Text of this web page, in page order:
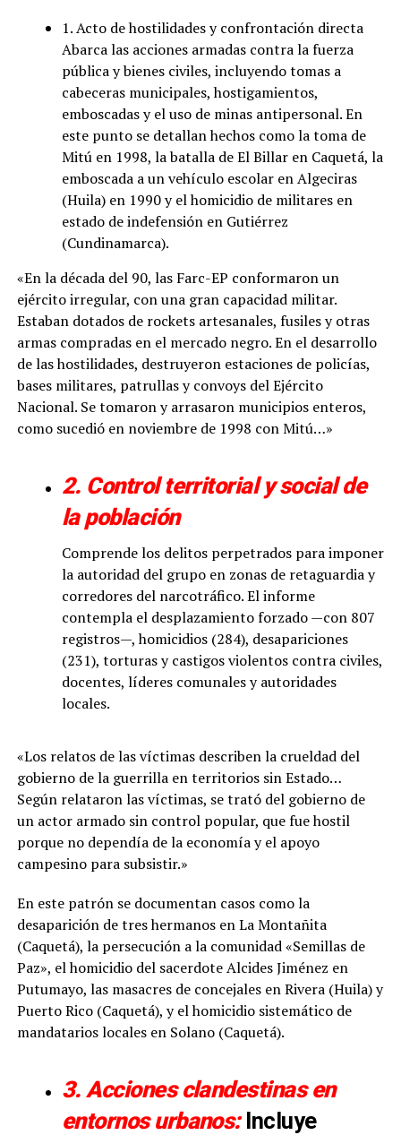
1. Acto de hostilidades y confrontación directa
Abarca las acciones armadas contra la fuerza
pública y bienes civiles, incluyendo tomas a
cabeceras municipales, hostigamientos,
emboscadas y el uso de minas antipersonal. En
este punto se detallan hechos como la toma de
Mitú en 1998, la batalla de El Billar en Caquetá, la
emboscada a un vehículo escolar en Algeciras
(Huila) en 1990 y el homicidio de militares en
estado de indefensión en Gutiérrez
(Cundinamarca).
«En la década del 90, las Farc-EP conformaron un
ejército irregular, con una gran capacidad militar.
Estaban dotados de rockets artesanales, fusiles y otras
armas compradas en el mercado negro. En el desarrollo
de las hostilidades, destruyeron estaciones de policías,
bases militares, patrullas y convoys del Ejército
Nacional. Se tomaron y arrasaron municipios enteros,
como sucedió en noviembre de 1998 con Mitú…»
2. Control territorial y social de
la población
Comprende los delitos perpetrados para imponer
la autoridad del grupo en zonas de retaguardia y
corredores del narcotráfico. El informe
contempla el desplazamiento forzado —con 807
registros—, homicidios (284), desapariciones
(231), torturas y castigos violentos contra civiles,
docentes, líderes comunales y autoridades
locales.
«Los relatos de las víctimas describen la crueldad del
gobierno de la guerrilla en territorios sin Estado…
Según relataron las víctimas, se trató del gobierno de
un actor armado sin control popular, que fue hostil
porque no dependía de la economía y el apoyo
campesino para subsistir.»
En este patrón se documentan casos como la
desaparición de tres hermanos en La Montañita
(Caquetá), la persecución a la comunidad «Semillas de
Paz», el homicidio del sacerdote Alcides Jiménez en
Putumayo, las masacres de concejales en Rivera (Huila) y
Puerto Rico (Caquetá), y el homicidio sistemático de
mandatarios locales en Solano (Caquetá).
3. Acciones clandestinas en
entornos urbanos:Incluye